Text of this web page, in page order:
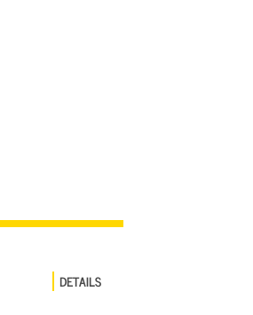
DETAILS